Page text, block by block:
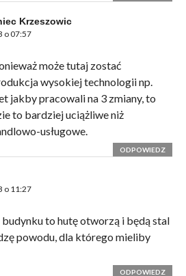
Krzeszowic
o 07:57
może tutaj zostać
wysokiej technologii np.
jakby pracowali na 3 zmiany, to
to bardziej uciążliwe niż
usługowe.
ODPOWIEDZ
o 11:27
budynku to hutę otworzą i będą stal
powodu, dla którego mieliby
ODPOWIEDZ